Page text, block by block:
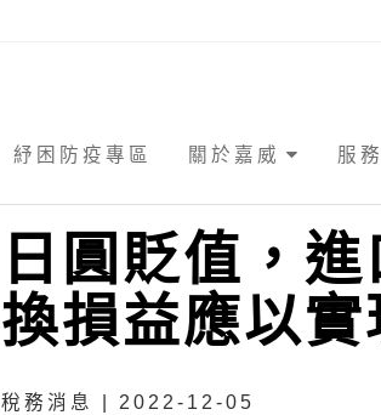
紓困防疫專區 關於嘉威 服
日圓貶值，
換損益應以實
稅務消息 | 2022-12-05